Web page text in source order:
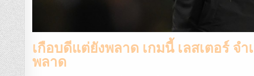
เกือบดีแต่ยังพลาด เกมนี้ เลสเตอร์ จ
พลาด